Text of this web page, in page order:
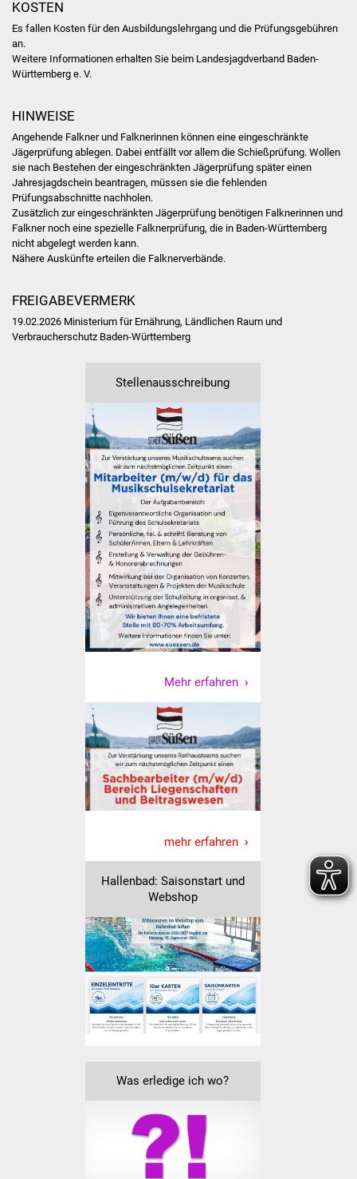
Hitzewarnung / UV-
Index
ÖPNV
Bürgerbus (MOBS)
Kultur & Freizeit
Stadtfest
Ostermarkt
Einrichtungen
Hallenbad
Stadtbücherei
Stadtarchiv
Zehntscheuer
Kulturhalle
Vereine und Parteien
Selbsteintrag Vereine
Beirat Süßener Vereine
Sportanlagen
Tourismus
Erlebnisregion
Schwäbischer Albtrauf
Route der
Industriekultur
Senioren
Stadtseniorenrat
Sommerwochen für
KOSTEN
Es fallen Kosten für den Ausbildungslehrgang und die Prüfungsgebühren
an.
Weitere Informationen erhalten Sie beim Landesjagdverband Baden-
Württemberg e. V.
HINWEISE
Angehende Falkner und Falknerinnen können eine eingeschränkte
Jägerprüfung ablegen. Dabei entfällt vor allem die Schießprüfung. Wollen
sie nach Bestehen der eingeschränkten Jägerprüfung später einen
Jahresjagdschein beantragen, müssen sie die fehlenden
Prüfungsabschnitte nachholen.
Zusätzlich zur eingeschränkten Jägerprüfung benötigen Falknerinnen und
Falkner noch eine spezielle Falknerprüfung, die in Baden-Württemberg
nicht abgelegt werden kann.
Nähere Auskünfte erteilen die Falknerverbände.
FREIGABEVERMERK
19.02.2026 Ministerium für Ernährung, Ländlichen Raum und
Verbraucherschutz Baden-Württemberg
Stellenausschreibung
Mehr erfahren
mehr erfahren
Hallenbad: Saisonstart und
Webshop
Was erledige ich wo?